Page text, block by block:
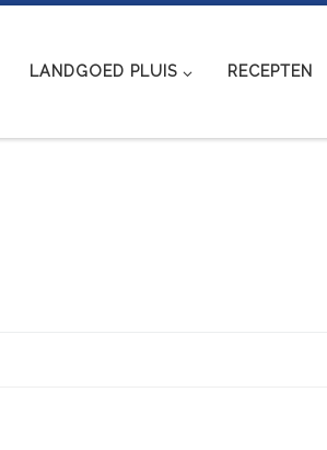
LANDGOED PLUIS RECEPTEN